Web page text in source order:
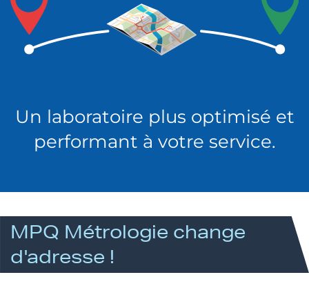
Un laboratoire plus optimisé et
performant à votre service.
MPQ Métrologie change
d'adresse !